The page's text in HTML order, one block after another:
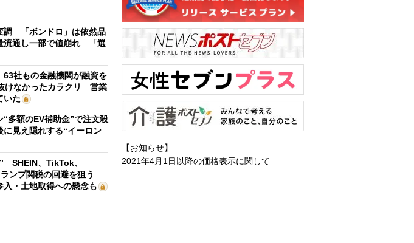
調 「ボンドロ」は依然品
流通し一部で値崩れ 「選
63社もの金融機関が融資を
けなかったカラクリ 営業
いた
“多額のEV補助金”で注文殺
見え隠れする“イーロン
SHEIN、TikTok、
ンプ関税の回避を狙う
・土地取得への懸念も
【お知らせ】
2021年4月1日以降の価格表示に関して